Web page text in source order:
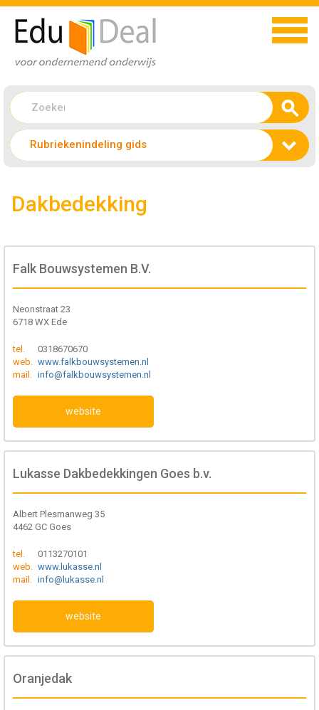
Rubriekenindeling gids
Dakbedekking
Falk Bouwsystemen B.V.
Neonstraat 23
6718 WX Ede
tel.
0318670670
web. www.falkbouwsystemen.nl
mail. info@falkbouwsystemen.nl
website
Lukasse Dakbedekkingen Goes b.v.
Albert Plesmanweg 35
4462 GC Goes
tel.
0113270101
web. www.lukasse.nl
mail. info@lukasse.nl
website
Oranjedak